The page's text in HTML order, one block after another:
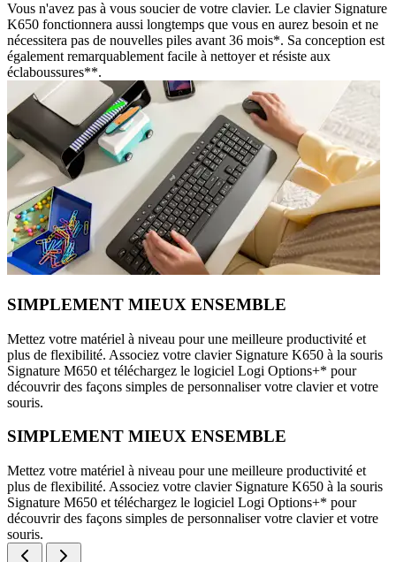
Vous n'avez pas à vous soucier de votre clavier. Le clavier Signature
K650 fonctionnera aussi longtemps que vous en aurez besoin et ne
nécessitera pas de nouvelles piles avant 36 mois*. Sa conception est
également remarquablement facile à nettoyer et résiste aux
éclaboussures**.
SIMPLEMENT MIEUX ENSEMBLE
Mettez votre matériel à niveau pour une meilleure productivité et
plus de flexibilité. Associez votre clavier Signature K650 à la souris
Signature M650 et téléchargez le logiciel Logi Options+* pour
découvrir des façons simples de personnaliser votre clavier et votre
souris.
SIMPLEMENT MIEUX ENSEMBLE
Mettez votre matériel à niveau pour une meilleure productivité et
plus de flexibilité. Associez votre clavier Signature K650 à la souris
Signature M650 et téléchargez le logiciel Logi Options+* pour
découvrir des façons simples de personnaliser votre clavier et votre
souris.